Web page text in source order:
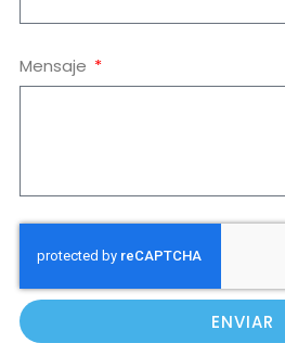
Mensaje
ENVIAR